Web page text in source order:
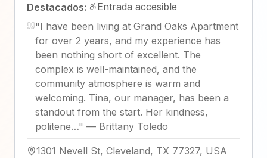
Destacados:
Entrada accesible
"I have been living at Grand Oaks Apartment
for over 2 years, and my experience has
been nothing short of excellent. The
complex is well-maintained, and the
community atmosphere is warm and
welcoming. Tina, our manager, has been a
standout from the start. Her kindness,
politene…" — Brittany Toledo
1301 Nevell St, Cleveland, TX 77327, USA